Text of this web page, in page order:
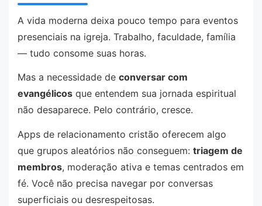
A vida moderna deixa pouco tempo para eventos
presenciais na igreja. Trabalho, faculdade, família
— tudo consome suas horas.
Mas a necessidade de conversar com
evangélicos que entendem sua jornada espiritual
não desaparece. Pelo contrário, cresce.
Apps de relacionamento cristão oferecem algo
que grupos aleatórios não conseguem: triagem de
membros, moderação ativa e temas centrados em
fé. Você não precisa navegar por conversas
superficiais ou desrespeitosas.